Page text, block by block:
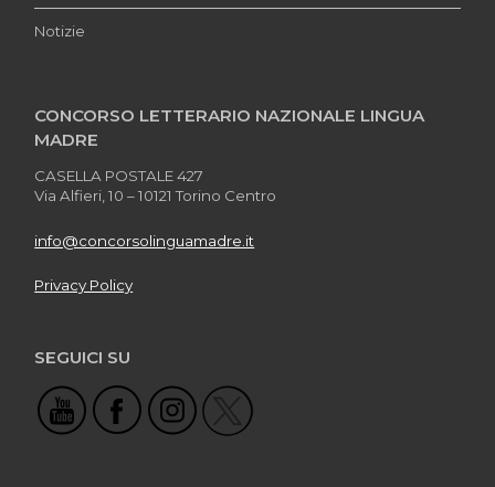
Notizie
CONCORSO LETTERARIO NAZIONALE LINGUA
MADRE
CASELLA POSTALE 427
Via Alfieri, 10 – 10121 Torino Centro
info@concorsolinguamadre.it
Privacy Policy
SEGUICI SU